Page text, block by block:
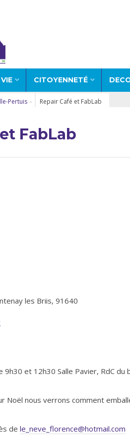
CITOYENNETÉ
Pertuis Repair Café et FabLab
FabLab
les Briis, 91640
9h30 et 12h30 Salle Pavier, RdC du
Noël nous verrons comment
de le_neve_florence@hotmail.com